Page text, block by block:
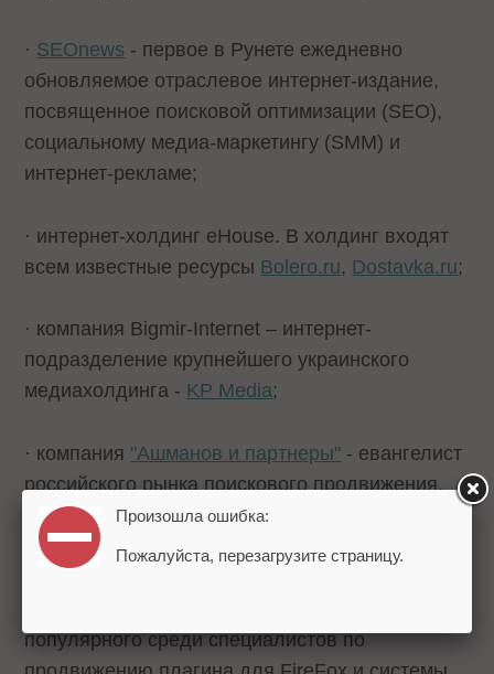
· SEOnews - первое в Рунете ежедневно
обновляемое отраслевое интернет-издание,
посвященное поисковой оптимизации (SEO),
социальному медиа-маркетингу (SMМ) и
интернет-рекламе;
· интернет-холдинг eHouse. В холдинг входят
всем известные ресурсы Bolero.ru, Dostavka.ru;
· компания Bigmir-Internet – интернет-
подразделение крупнейшего украинского
медиахолдинга - KP Media;
· компания "Ашманов и партнеры" - евангелист
российского рынка поискового продвижения,
авторы книги-бестселлера "Оптимизация и
продвижение сайтов в поисковых системах";
популярного среди специалистов по
Произошла ошибка:
Пожалуйста, перезагрузите страницу.